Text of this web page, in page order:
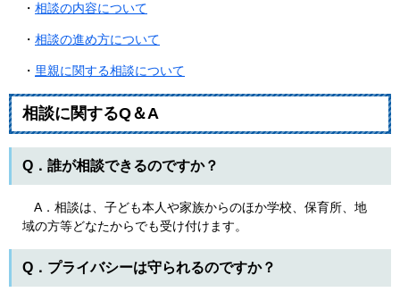
・ 相談の内容について
・ 相談の進め方について
・ 里親に関する相談について
相談に関するQ＆A
Q．誰が相談できるのですか？
A．相談は、子ども本人や家族からのほか学校、保育所、地
域の方等どなたからでも受け付けます。
Q．プライバシーは守られるのですか？